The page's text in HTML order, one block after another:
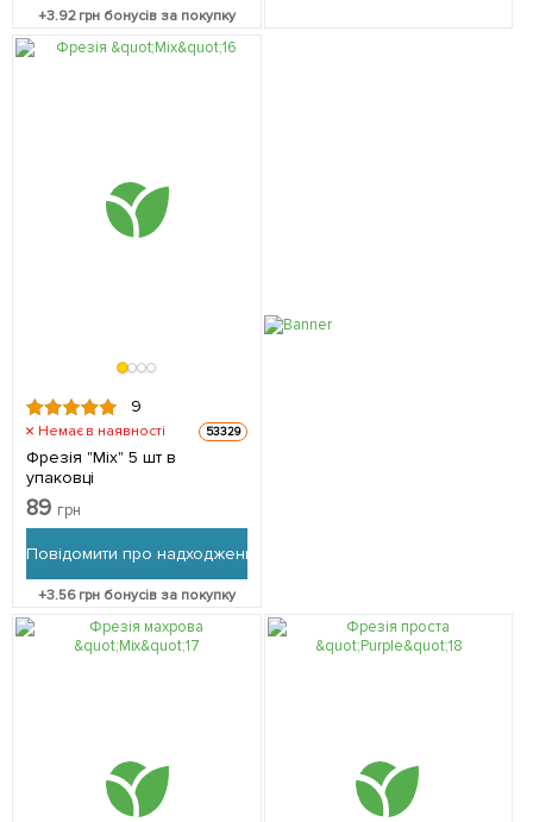
+3.92грн бонусів за покупку
9
Немає в наявності 53329
Фрезія "Mix" 5 шт в
упаковці
89 грн
Повідомити про надходження
+3.56грн бонусів за покупку